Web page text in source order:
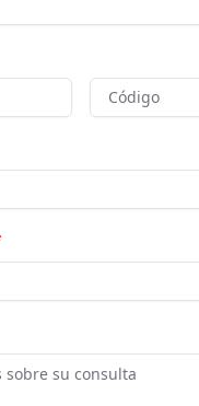
Código